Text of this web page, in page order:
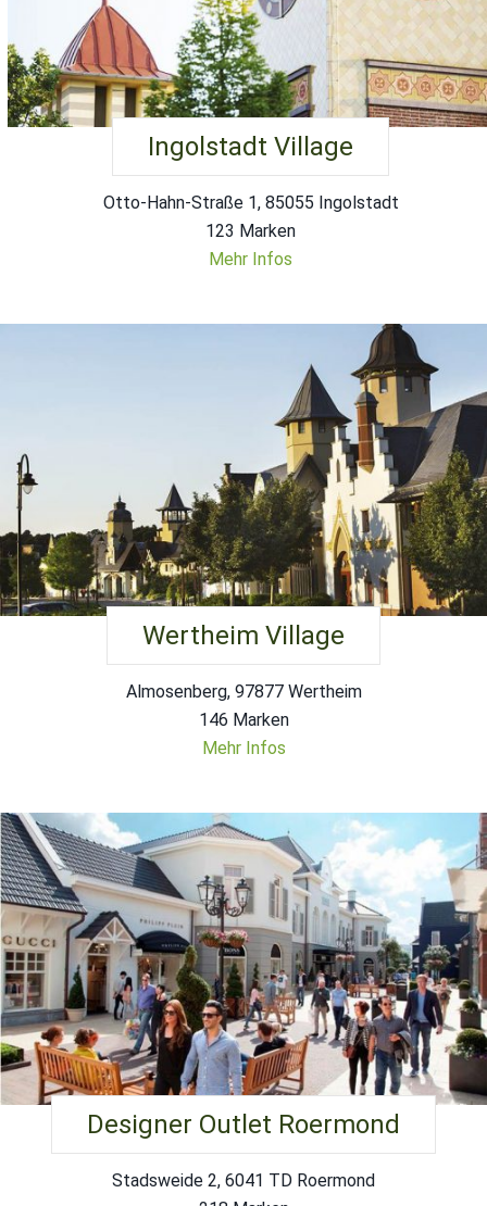
Ingolstadt Village
Otto-Hahn-Straße 1, 85055 Ingolstadt
123 Marken
Mehr Infos
Wertheim Village
Almosenberg, 97877 Wertheim
146 Marken
Mehr Infos
Designer Outlet Roermond
Stadsweide 2, 6041 TD Roermond